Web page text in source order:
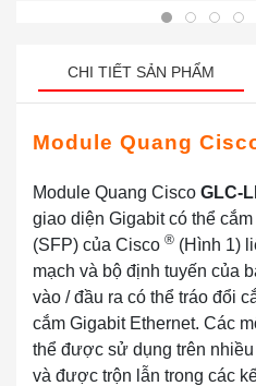
CHI TIẾT SẢN PHẨM
Module Quang
Module Quang Cisco GLC-
giao diện Gigabit có thể
(SFP) của Cisco ® (Hình 1)
mạch và bộ định tuyến của
vào / đầu ra có thể tráo đổi
cắm Gigabit Ethernet. Các
thể được sử dụng trên
và được trộn lẫn trong các